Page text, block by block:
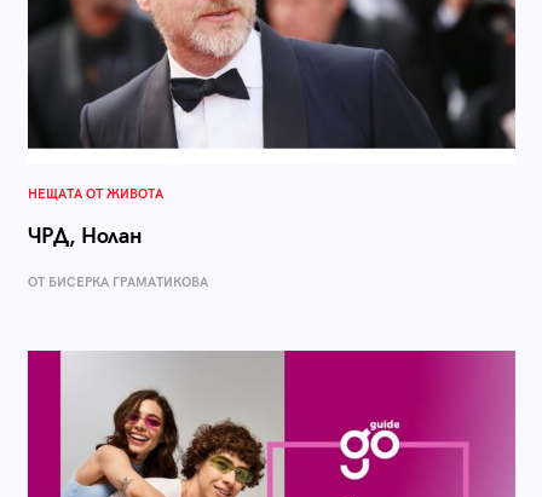
НЕЩАТА ОТ ЖИВОТА
ЧРД, Нолан
ОТ БИСЕРКА ГРАМАТИКОВА